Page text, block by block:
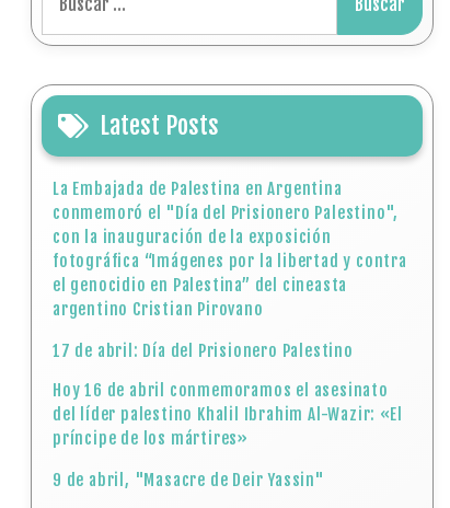
Latest Posts
La Embajada de Palestina en Argentina
conmemoró el "Día del Prisionero Palestino",
con la inauguración de la exposición
fotográfica “Imágenes por la libertad y contra
el genocidio en Palestina” del cineasta
argentino Cristian Pirovano
17 de abril: Día del Prisionero Palestino
Hoy 16 de abril conmemoramos el asesinato
del líder palestino Khalil Ibrahim Al-Wazir: «El
príncipe de los mártires»
9 de abril, "Masacre de Deir Yassin"